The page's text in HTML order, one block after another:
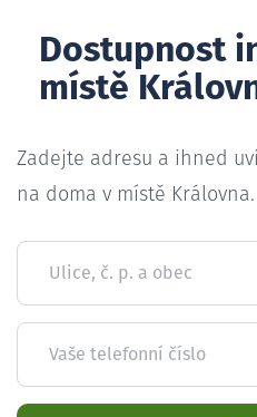
Dostupnost
místě
Zadejte adresu a ihned
na doma v místě Královna.
Ulice, č. p. a obec
Vaše telefonní číslo